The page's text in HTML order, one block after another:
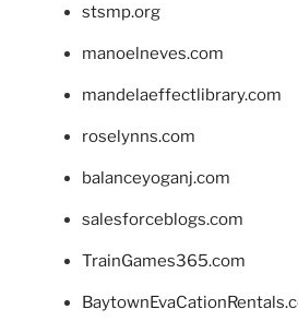
stsmp.org
manoelneves.com
mandelaeffectlibrary.com
roselynns.com
balanceyoganj.com
salesforceblogs.com
TrainGames365.com